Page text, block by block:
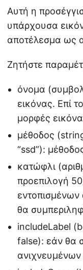
Αυτή η
υπάρχουσα
αποτέλεσμα ως
Ζητήστε
όνομα
εικόνας. Επί
μορφές
μέθοδος
“ssd”):
κατώφλι
προεπιλογή
εντοπισμένων
θα
includeLabel
false): εάν θα
ανιχνευμένων